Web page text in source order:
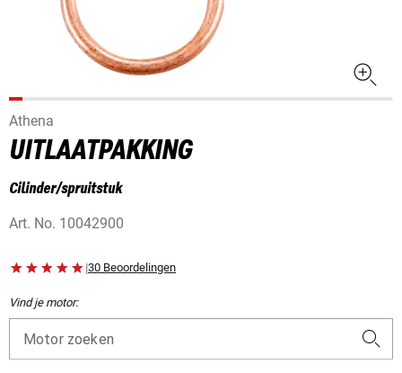
Athena
UITLAATPAKKING
Cilinder/spruitstuk
Art. No. 10042900
|30 Beoordelingen
Vind je motor:
Motor zoeken